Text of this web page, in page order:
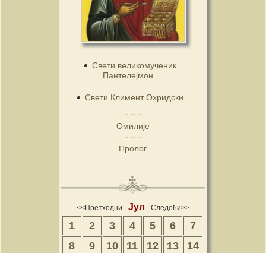
Свети великомученик
Пантелејмон
Свети Климент Охридски
Омилије
Пролог
<<Претходни Јул Следећи>>
1 2 3 4 5 6
7
8
9 10 11 12 13
14